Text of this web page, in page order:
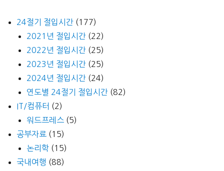
24절기 절입시간 (177)
2021년 절입시간 (22)
2022년 절입시간 (25)
2023년 절입시간 (25)
2024년 절입시간 (24)
연도별 24절기 절입시간 (82)
IT/컴퓨터 (2)
워드프레스 (5)
공부자료 (15)
논리학 (15)
국내여행 (88)